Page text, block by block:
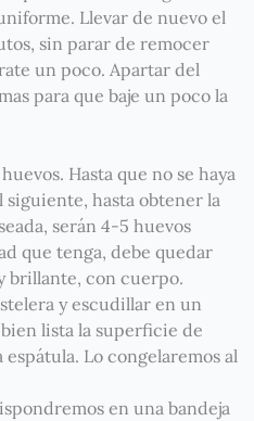
Llevar de nuevo el
sin parar de remocer
un poco. Apartar del
para que baje un poco la
Hasta que no se haya
hasta obtener la
serán 4-5 huevos
que tenga, debe quedar
brillante, con cuerpo.
y escudillar en un
lista la superficie de
Lo congelaremos al
en una bandeja